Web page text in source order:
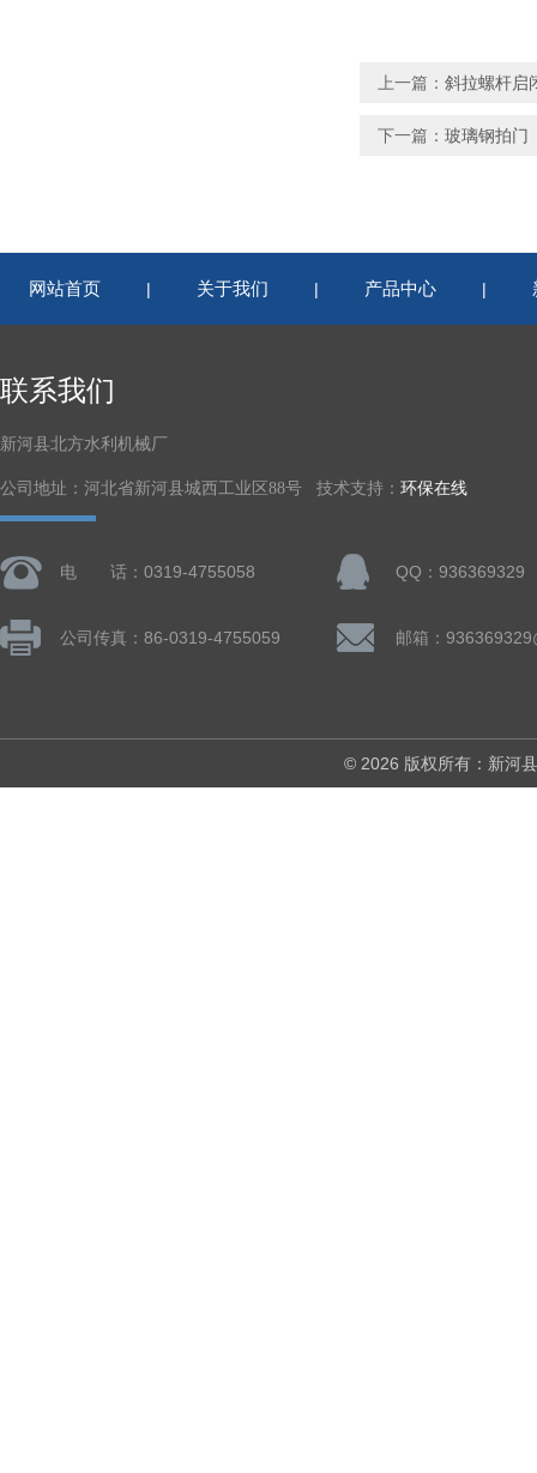
上一篇： 斜拉螺杆启
下一篇： 玻璃钢拍门
网站首页 | 关于我们 | 产品中心 |
联系我们
新河县北方水利机械厂
公司地址：河北省新河县城西工业区88号 技术支持： 环保在线
电 话：0319-4755058 QQ：936369329
公司传真：86-0319-4755059 邮箱：
© 2026 版权所有：新河